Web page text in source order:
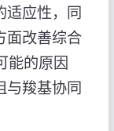
适应性，同
面改善综合
能的原因
与羧基协同